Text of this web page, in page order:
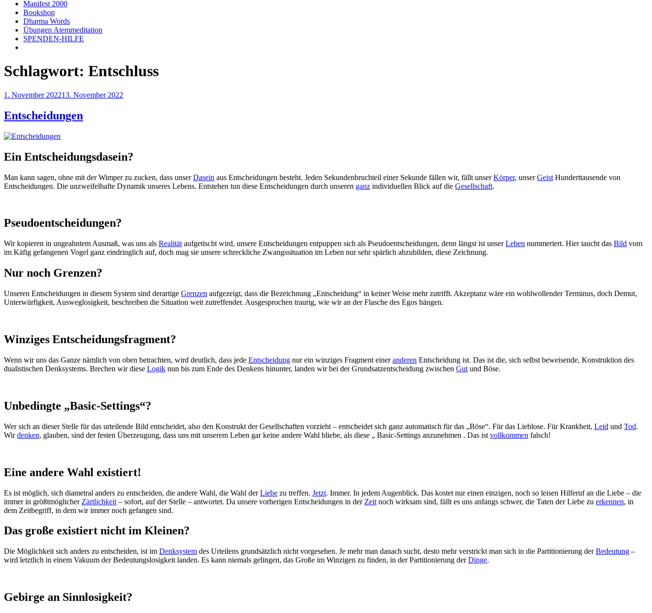
Manifest 2000
Bookshop
Dharma Words
Übungen Atemmeditation
SPENDEN-HILFE
Schlagwort: Entschluss
Veröffentlicht
1. November 202213. November 2022
Entscheidungen
Ein Entscheidungsdasein?
Man kann sagen, ohne mit der Wimper zu zucken, dass unserDasein aus Entscheidungen besteht. Jeden Sekundenbruchteil einer Sekunde fällen wir, fällt unserKörper, unserGeist Hunderttausende von
Entscheidungen. Die unzweifelhafte Dynamik unseres Lebens. Entstehen tun diese Entscheidungen durch unseren ganz individuellen Blick auf die Gesellschaft.
Pseudoentscheidungen?
Wir kopieren in ungeahntem Ausmaß, was uns als Realität aufgetischt wird, unsere Entscheidungen entpuppen sich als Pseudoentscheidungen, denn längst ist unserLeben nummeriert. Hier taucht das Bild vom
im Käfig gefangenen Vogel ganz eindringlich auf, doch mag sie unsere schreckliche Zwangssituation im Leben nur sehr spärlich abzubilden, diese Zeichnung.
Nur noch Grenzen?
Unseren Entscheidungen in diesem System sind derartige Grenzen aufgezeigt, dass die Bezeichnung „Entscheidung“ in keiner Weise mehr zutrifft. Akzeptanz wäre ein wohlwollender Terminus, doch Demut,
Unterwürfigkeit, Ausweglosigkeit, beschreiben die Situation weit zutreffender. Ausgesprochen traurig, wie wir an der Flasche des Egos hängen.
Winziges Entscheidungsfragment?
Wenn wir uns das Ganze nämlich von oben betrachten, wird deutlich, dass jede Entscheidung nur ein winziges Fragment eineranderen Entscheidung ist. Das ist die, sich selbst beweisende, Konstruktion des
dualistischen Denksystems. Brechen wir diese Logik nun bis zum Ende des Denkens hinunter, landen wir bei der Grundsatzentscheidung zwischen Gut und Böse.
Unbedingte „Basic-Settings“?
Wer sich an dieser Stelle für das urteilende Bild entscheidet, also den Konstrukt der Gesellschaften vorzieht – entscheidet sich ganz automatisch für das „Böse“. Für das Lieblose. Für Krankheit, Leid und Tod.
Wirdenken, glauben, sind der festen Überzeugung, dass uns mit unserem Leben gar keine andere Wahl bliebe, als diese „ Basic-Settings anzunehmen . Das ist vollkommen falsch!
Eine andere Wahl existiert!
Es ist möglich, sich diametral anders zu entscheiden, die andere Wahl, die Wahl derLiebe zu treffen. Jetzt. Immer. In jedem Augenblick. Das kostet nur einen einzigen, noch so leisen Hilferuf an die Liebe – die
immer in größtmöglicher Zärtlichkeit – sofort, auf der Stelle – antwortet. Da unsere vorherigen Entscheidungen in der Zeit noch wirksam sind, fällt es uns anfangs schwer, die Taten der Liebe zu erkennen, in
dem Zeitbegriff, in dem wir immer noch gefangen sind.
Das große existiert nicht im Kleinen?
Die Möglichkeit sich anders zu entscheiden, ist im Denksystem des Urteilens grundsätzlich nicht vorgesehen. Je mehr man danach sucht, desto mehr verstrickt man sich in die Partitionierung derBedeutung –
wird letztlich in einem Vakuum der Bedeutungslosigkeit landen. Es kann niemals gelingen, das Große im Winzigen zu finden, in der Partitionierung derDinge.
Gebirge an Sinnlosigkeit?